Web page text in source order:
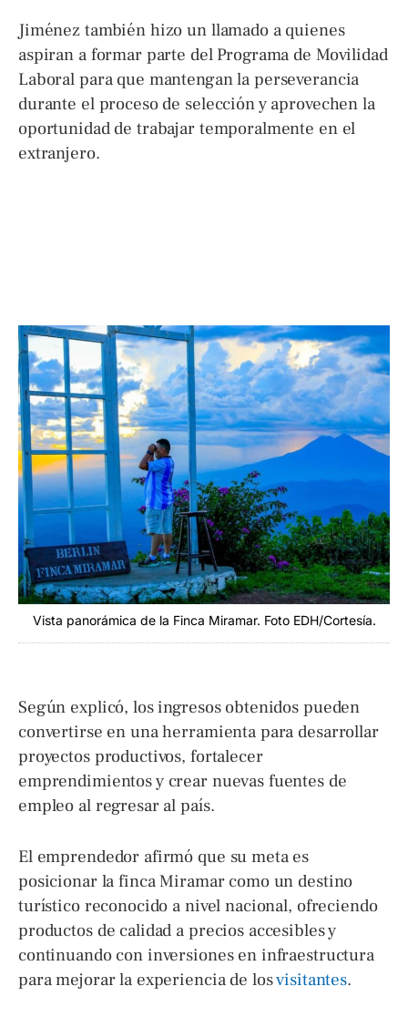
Jiménez también hizo un llamado a quienes
aspiran a formar parte del Programa de Movilidad
Laboral para que mantengan la perseverancia
durante el proceso de selección y aprovechen la
oportunidad de trabajar temporalmente en el
extranjero.
Vista panorámica de la Finca Miramar. Foto EDH/Cortesía.
Según explicó, los ingresos obtenidos pueden
convertirse en una herramienta para desarrollar
proyectos productivos, fortalecer
emprendimientos y crear nuevas fuentes de
empleo al regresar al país.
El emprendedor afirmó que su meta es
posicionar la finca Miramar como un destino
turístico reconocido a nivel nacional, ofreciendo
productos de calidad a precios accesibles y
continuando con inversiones en infraestructura
para mejorar la experiencia de losvisitantes.